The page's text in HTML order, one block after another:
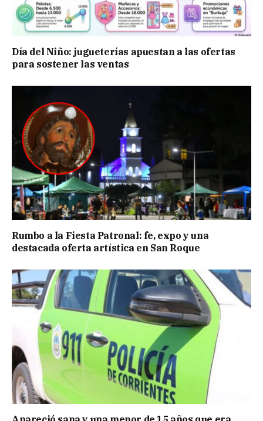
Día del Niño: jugueterías apuestan a las ofertas
para sostener las ventas
Rumbo a la Fiesta Patronal: fe, expo y una
destacada oferta artística en San Roque